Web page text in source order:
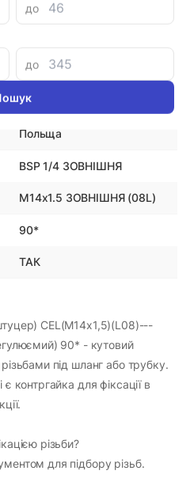
до
до
STA WEE 8L R 1/4
DPRS
Польща
BSP 1/4 ЗОВНІШНЯ
М14х1.5 ЗОВНІШНЯ (08L)
90*
ТАК
CEL(М14х1,5)(L08)---
90* - кутовий
під шланг або трубку.
контргайка для фіксації в
різьби?
для підбору різьб.